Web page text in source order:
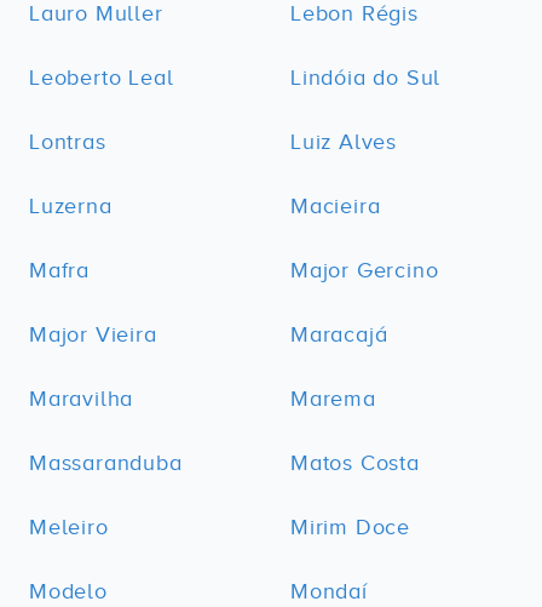
Lauro Muller Lebon Régis
Leoberto Leal Lindóia do Sul
Lontras Luiz Alves
Luzerna Macieira
Mafra Major Gercino
Major Vieira Maracajá
Maravilha Marema
Massaranduba Matos Costa
Meleiro Mirim Doce
Modelo Mondaí